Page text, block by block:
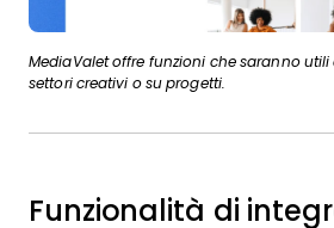
MediaValet offre funzioni che saranno
settori creativi o su progetti.
Funzionalità di